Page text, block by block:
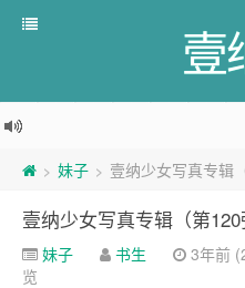
壹
> 妹子 > 壹纳少女写真专辑
壹纳少女写真专辑（第120
妹子 书生 3年前
览